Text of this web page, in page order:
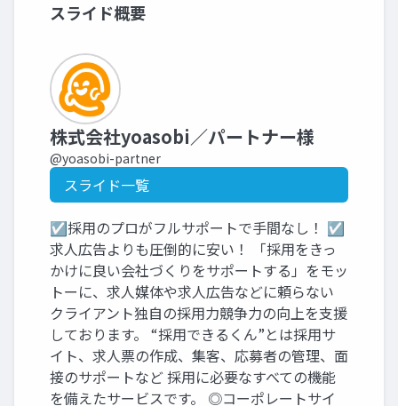
スライド概要
株式会社yoasobi／パートナー様
@yoasobi-partner
スライド一覧
☑採用のプロがフルサポートで手間なし！ ☑
求人広告よりも圧倒的に安い！ 「採用をきっ
かけに良い会社づくりをサポートする」をモッ
トーに、求人媒体や求人広告などに頼らない
クライアント独自の採用力競争力の向上を支援
しております。 “採用できるくん”とは採用サ
イト、求人票の作成、集客、応募者の管理、面
接のサポートなど 採用に必要なすべての機能
を備えたサービスです。 ◎コーポレートサイ